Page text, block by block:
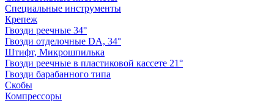
Специальные инструменты
Крепеж
Гвозди реечные 34°
Гвозди отделочные DA, 34°
Штифт, Микрошпилька
Гвозди реечные в пластиковой кассете 21°
Гвозди барабанного типа
Скобы
Компрессоры